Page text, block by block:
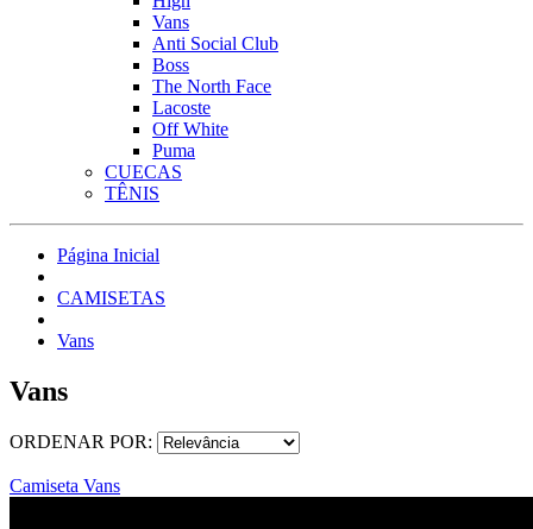
Vans
Anti Social Club
Boss
The North Face
Lacoste
Off White
Puma
CUECAS
TÊNIS
Página Inicial
CAMISETAS
Vans
Vans
ORDENAR POR:
Camiseta Vans